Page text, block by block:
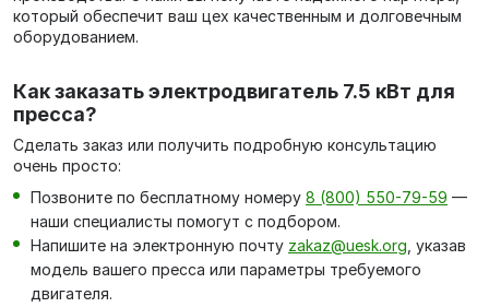
который обеспечит ваш цех качественным и долговечным
оборудованием.
Как заказать электродвигатель 7.5 кВт для
пресса?
Сделать заказ или получить подробную консультацию
очень просто:
Позвоните по бесплатному номеру 8 (800) 550-79-59 —
наши специалисты помогут с подбором.
Напишите на электронную почту zakaz@uesk.org , указав
модель вашего пресса или параметры требуемого
двигателя.